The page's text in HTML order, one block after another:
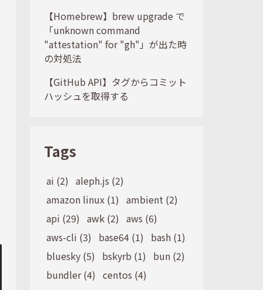
【Homebrew】brew upgrade で
「unknown command
"attestation" for "gh"」が出た時
の対処法
【GitHub API】タグからコミット
ハッシュを取得する
Tags
ai (2) aleph.js (2)
amazon linux (1) ambient (2)
api (29) awk (2) aws (6)
aws-cli (3)
base64 (1)
bash (1)
bluesky (5)
bskyrb (1)
bun (2)
bundler (4) centos (4)